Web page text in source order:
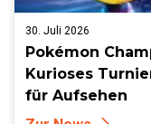
30. Juli 2026
Pokémon
Kurioses
für Aufsehen